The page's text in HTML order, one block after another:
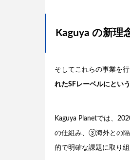
Kaguya の新理
そしてこれらの事業を
れたSFレーベルにという
Kaguya Planetでは、
の仕組み、③海外との隔
的で明確な課題に取り